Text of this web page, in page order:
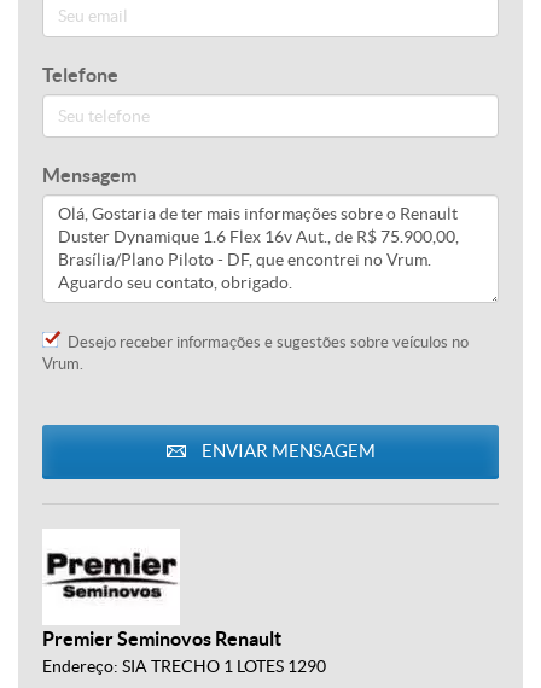
Telefone
Mensagem
Desejo receber informações e sugestões sobre veículos no
Vrum.
ENVIAR MENSAGEM
Premier Seminovos Renault
Endereço: SIA TRECHO 1 LOTES 1290